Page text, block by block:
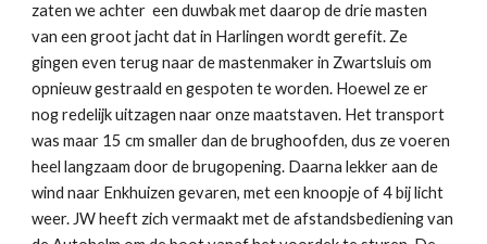
zaten we achter een duwbak met daarop de drie masten
van een groot jacht dat in Harlingen wordt gerefit. Ze
gingen even terug naar de mastenmaker in Zwartsluis om
opnieuw gestraald en gespoten te worden. Hoewel ze er
nog redelijk uitzagen naar onze maatstaven. Het transport
was maar 15 cm smaller dan de brughoofden, dus ze voeren
heel langzaam door de brugopening. Daarna lekker aan de
wind naar Enkhuizen gevaren, met een knoopje of 4 bij licht
weer. JW heeft zich vermaakt met de afstandsbediening van